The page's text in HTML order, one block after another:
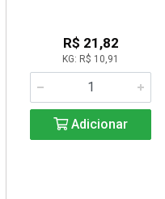
R$ 21,82
KG: R$ 10,91
Adicionar